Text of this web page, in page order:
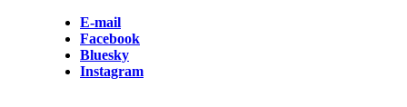
E-mail
Facebook
Bluesky
Instagram